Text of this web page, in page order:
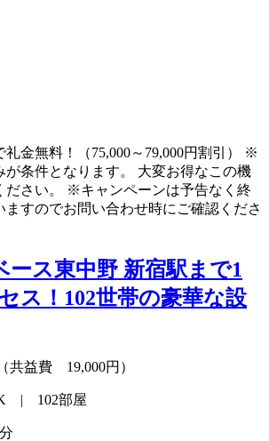
金無料！（75,000～79,000円割引） ※
が条件となります。 大変お得なこの機
ださい。 ※キャンペーンは予告なく終
ますのでお問い合わせ時にご確認くださ
ース東中野 新宿駅まで1
ス！102世帯の豪華な設
（共益費 19,000円）
| 102部屋